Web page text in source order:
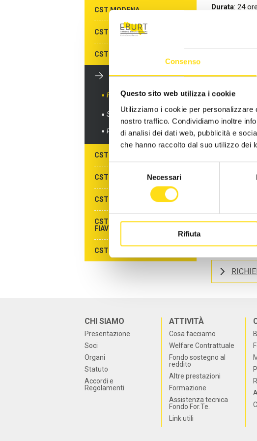
Consenso
Questo sito web utilizza i cookie
Utilizziamo i cookie per personalizzare
nostro traffico. Condividiamo inoltre
di analisi dei dati web, pubblicità e
che hanno raccolto dal suo utilizzo dei
Necessari
Rifiuta
CST MODENA
CST PARMA
CST PIACENZA
CST RAVENNA
Formazione gratuita
Sportelli informativi
Richiedi info
CST REGGIO EMILIA
CST RIMINI
CST ALBERGHI DI RIMINI
CST AGENZIE DI VIAGGIO -
FIAVET
CST CAMPEGGI - FAITA
Durata: 24 ore
La
La scelta del
CHI SIAMO
Presentazione
Soci
Organi
Statuto
Accordi e
Regolamenti
ATTIVITÀ
Cosa facciamo
Welfare Contrattuale
Fondo sostegno al
reddito
Altre prestazioni
Formazione
Assistenza tecnica
Fondo For.Te.
Link utili